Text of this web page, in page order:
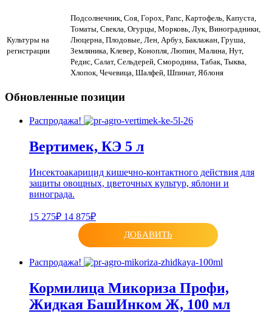
Культуры на
регистрации
Подсолнечник, Соя, Горох, Рапс, Картофель, Капуста,
Томаты, Свекла, Огурцы, Морковь, Лук, Виноградники,
Люцерна, Плодовые, Лен, Арбуз, Баклажан, Груша,
Земляника, Клевер, Конопля, Люпин, Малина, Нут,
Редис, Салат, Сельдерей, Смородина, Табак, Тыква,
Хлопок, Чечевица, Шалфей, Шпинат, Яблоня
Обновленные позиции
Распродажа!
Вертимек, КЭ 5 л
Инсектоакарицид кишечно-контактного действия для
защиты овощных, цветочных культур, яблони и
винограда.
15 275₽ 14 875₽
ДОБАВИТЬ
Распродажа!
Кормилица Микориза Профи,
Жидкая БашИнком Ж, 100 мл